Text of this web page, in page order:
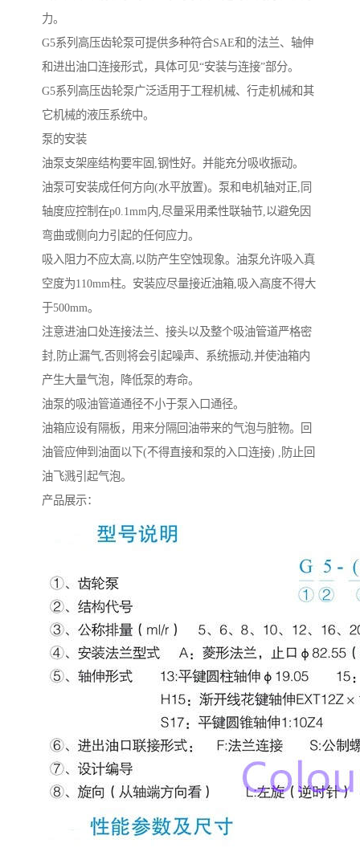
力。
G5系列高压齿轮泵可提供多种符合SAE和的法兰、轴伸
和进出油口连接形式，具体可见“安装与连接”部分。
G5系列高压齿轮泵广泛适用于工程机械、行走机械和其
它机械的液压系统中。
泵的安装
油泵支架座结构要牢固,钢性好。并能充分吸收振动。
油泵可安装成任何方向(水平放置)。泵和电机轴对正,同
轴度应控制在p0.1mm内,尽量采用柔性联轴节,以避免因
弯曲或侧向力引起的任何应力。
吸入阻力不应太高,以防产生空蚀现象。油泵允许吸入真
空度为110mm柱。安装应尽量接近油箱,吸入高度不得大
于500mm。
注意进油口处连接法兰、接头以及整个吸油管道严格密
封,防止漏气,否则将会引起噪声、系统振动,并使油箱内
产生大量气泡，降低泵的寿命。
油泵的吸油管道通径不小于泵入口通径。
油箱应设有隔板，用来分隔回油带来的气泡与脏物。回
油管应伸到油面以下(不得直接和泵的入口连接) ,防止回
油飞溅引起气泡。
产品展示：